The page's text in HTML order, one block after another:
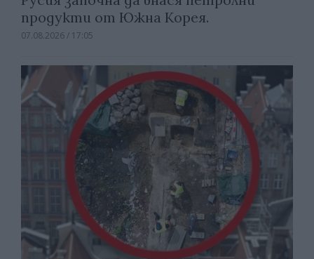
продукти от Южна Корея.
07.08.2026 / 17:05